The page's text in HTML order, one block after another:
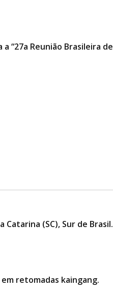
“27a Reunião Brasileira de
(SC), Sur de Brasil.
retomadas kaingang.